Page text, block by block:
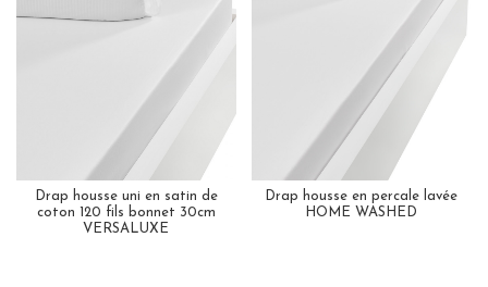
Drap housse uni en satin de
coton 120 fils bonnet 30cm
VERSALUXE
Drap housse en percale lavée
HOME WASHED